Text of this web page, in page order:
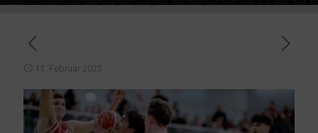
11. Februar 2023